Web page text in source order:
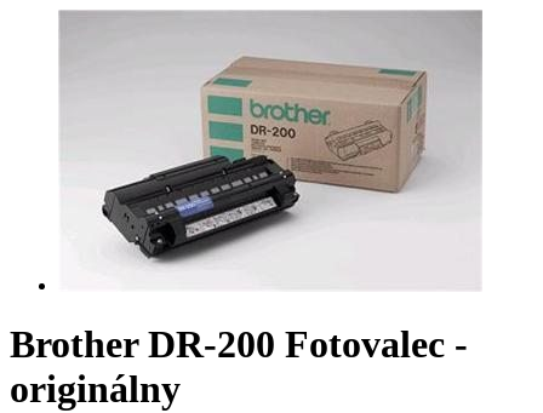
Brother DR-200 Fotovalec -
originálny